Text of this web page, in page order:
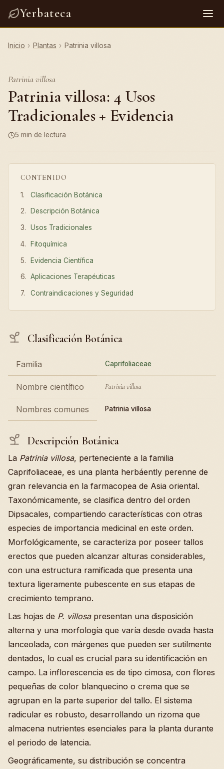
Yerbateca
Inicio › Plantas › Patrinia villosa
Patrinia villosa
Patrinia villosa: 4 Usos
Tradicionales + Evidencia
5 min de lectura
CONTENIDO
Clasificación Botánica
Descripción Botánica
Usos Tradicionales
Fitoquímica
Evidencia Científica
Aplicaciones Terapéuticas
Contraindicaciones y Seguridad
Clasificación Botánica
Familia Caprifoliaceae
Nombre científico Patrinia villosa
Nombres comunes Patrinia villosa
Descripción Botánica
La Patrinia villosa, perteneciente a la familia
Caprifoliaceae, es una planta herbáently perenne de
gran relevancia en la farmacopea de Asia oriental.
Taxonómicamente, se clasifica dentro del orden
Dipsacales, compartiendo características con otras
especies de importancia medicinal en este orden.
Morfológicamente, se caracteriza por poseer tallos
erectos que pueden alcanzar alturas considerables,
con una estructura ramificada que presenta una
textura ligeramente pubescente en sus etapas de
crecimiento temprano.
Las hojas de P. villosapresentan una disposición
alterna y una morfología que varía desde ovada hasta
lanceolada, con márgenes que pueden ser sutilmente
dentados, lo cual es crucial para su identificación en
campo. La inflorescencia es de tipo cimosa, con flores
pequeñas de color blanquecino o crema que se
agrupan en la parte superior del tallo. El sistema
radicular es robusto, desarrollando un rizoma que
almacena nutrientes esenciales para la planta durante
el periodo de latencia.
Geográficamente, su distribución se concentra